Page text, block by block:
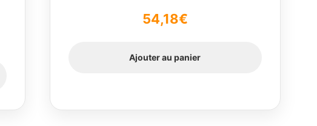
54,18€
Ajouter au panier